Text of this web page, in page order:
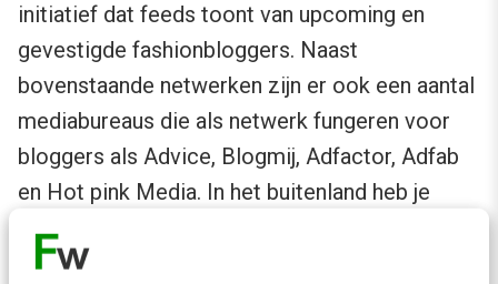
initiatief dat feeds toont van upcoming en
gevestigde fashionbloggers. Naast
bovenstaande netwerken zijn er ook een aantal
mediabureaus die als netwerk fungeren voor
bloggers als Advice, Blogmij, Adfactor, Adfab
en Hot pink Media. In het buitenland heb je
bijvoorbeeld Nowmanifest, een initiatief van
fashionblogger Elin Kling, Blogher, Stylehaul. En